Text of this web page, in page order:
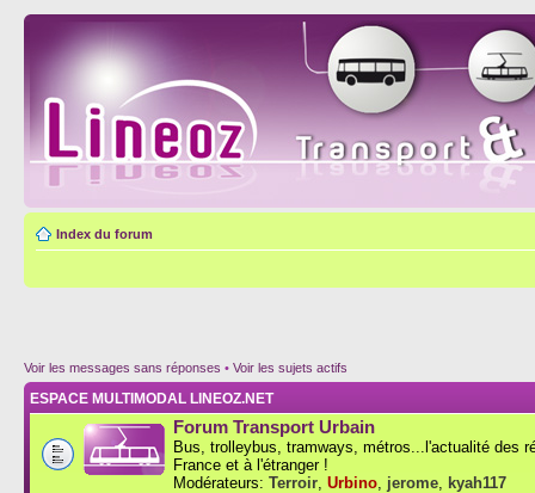
Index du forum
Voir les messages sans réponses • Voir les sujets actifs
ESPACE MULTIMODAL LINEOZ.NET
Forum Transport Urbain
Bus, trolleybus, tramways, métros...l'actualité des
France et à l'étranger !
Modérateurs: Terroir Urbino jerome kyah117